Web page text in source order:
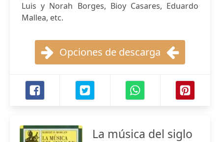
Luis y Norah Borges, Bioy Casares, Eduardo
Mallea, etc.
Opciones de descarga
La música del siglo